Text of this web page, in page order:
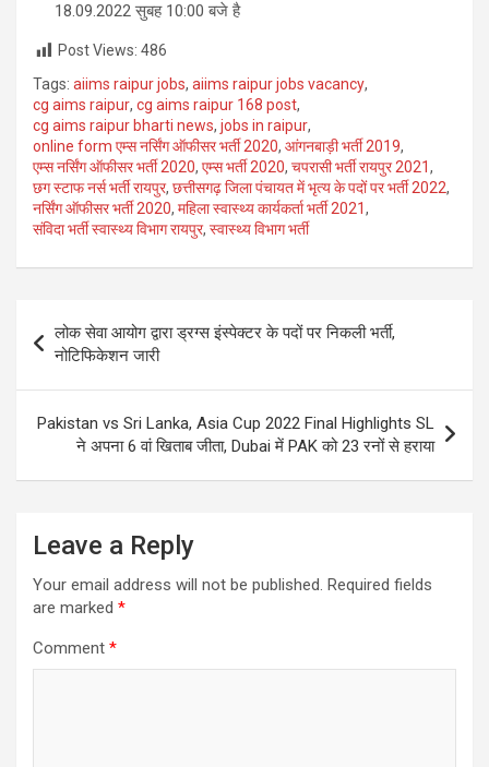
18.09.2022 सुबह 10:00 बजे है
Post Views: 486
Tags: aiims raipur jobs, aiims raipur jobs vacancy,
cg aims raipur, cg aims raipur 168 post,
cg aims raipur bharti news, jobs in raipur,
online form एम्स नर्सिंग ऑफीसर भर्ती 2020, आंगनबाड़ी भर्ती 2019,
एम्स नर्सिंग ऑफीसर भर्ती 2020, एम्स भर्ती 2020, चपरासी भर्ती रायपुर 2021,
छग स्टाफ नर्स भर्ती रायपुर, छत्तीसगढ़ जिला पंचायत में भृत्य के पदों पर भर्ती 2022,
नर्सिंग ऑफीसर भर्ती 2020, महिला स्वास्थ्य कार्यकर्ता भर्ती 2021,
संविदा भर्ती स्वास्थ्य विभाग रायपुर, स्वास्थ्य विभाग भर्ती
Post
navigation
लोक सेवा आयोग द्वारा ड्रग्स इंस्पेक्टर के पदों पर निकली भर्ती,
नोटिफिकेशन जारी
Pakistan vs Sri Lanka, Asia Cup 2022 Final Highlights SL
ने अपना 6 वां खिताब जीता, Dubai में PAK को 23 रनों से हराया
Leave a Reply
Your email address will not be published. Required fields
are marked *
Comment *